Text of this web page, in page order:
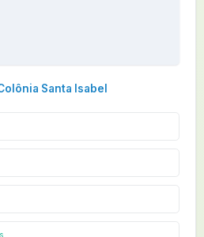
Santa Isabel